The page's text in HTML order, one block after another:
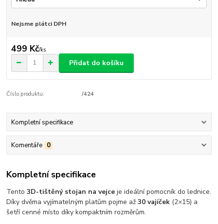
Nejsme plátci DPH
499 Kč/ks
Přidat do košíku
Číslo produktu: /424
Kompletní specifikace
Komentáře 0
Kompletní specifikace
Tento3D-tištěný stojan na vejce je ideální pomocník do lednice.
Díky dvěma vyjímatelným platům pojme až30 vajíček (2×15) a
šetří cenné místo díky kompaktním rozměrům.